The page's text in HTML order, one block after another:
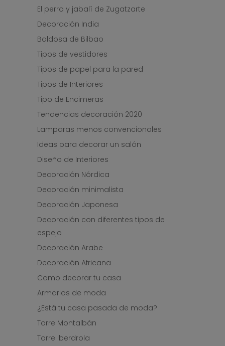
El perro y jabalí de Zugatzarte
Decoración India
Baldosa de Bilbao
Tipos de vestidores
Tipos de papel para la pared
Tipos de Interiores
Tipo de Encimeras
Tendencias decoración 2020
Lamparas menos convencionales
Ideas para decorar un salón
Diseño de Interiores
Decoración Nórdica
Decoración minimalista
Decoración Japonesa
Decoración con diferentes tipos de
espejo
Decoración Arabe
Decoración Africana
Como decorar tu casa
Armarios de moda
¿Está tu casa pasada de moda?
Torre Montalbán
Torre Iberdrola